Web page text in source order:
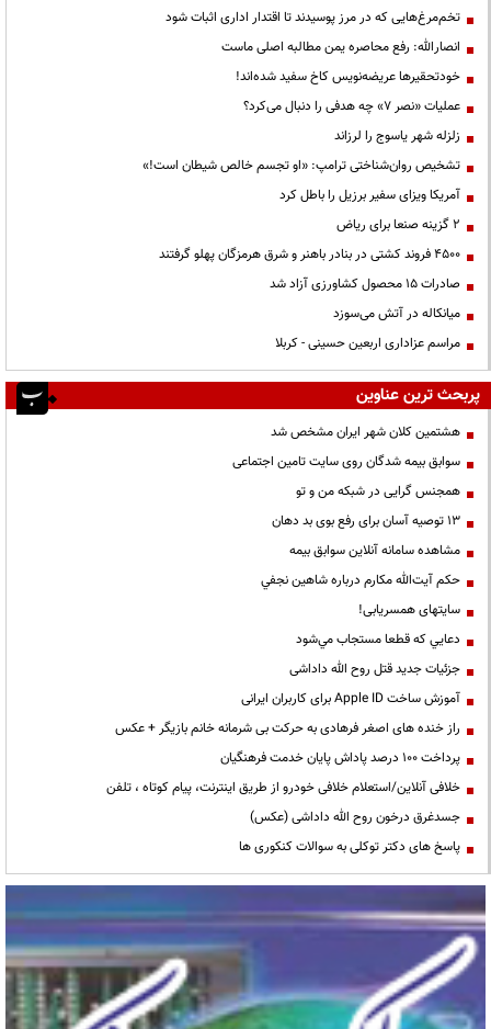
تخم‌مرغ‌هایی که در مرز پوسیدند تا اقتدار اداری اثبات شود
انصارالله: رفع محاصره یمن مطالبه اصلی ماست
خودتحقیرها عریضه‌نویس کاخ سفید شده‌اند!
عملیات «نصر ۷» چه هدفی را دنبال می‌کرد؟
زلزله شهر یاسوج را لرزاند
تشخیص روان‌شناختی ترامپ: «او تجسم خالص شیطان است!»
آمریکا ویزای سفیر برزیل را باطل کرد
۲ گزینه صنعا برای ریاض
۴۵۰۰ فروند کشتی در بنادر باهنر و شرق هرمزگان پهلو گرفتند
صادرات ۱۵ محصول کشاورزی آزاد شد
میانکاله در آتش می‌سوزد
مراسم عزاداری اربعین حسینی - کربلا
پربحث ترین عناوین
هشتمین کلان شهر ایران مشخص شد
سوابق بیمه شدگان روی سایت تامین اجتماعی
همجنس گرایی در شبکه من و تو
13 توصیه آسان برای رفع بوی بد دهان
مشاهده سامانه آنلاين سوابق بیمه
حكم آيت‌الله مكارم درباره شاهين نجفي
سایتهای همسریابی!
دعايي كه قطعا مستجاب مي‌شود
جزئیات جدید قتل روح الله داداشی
آموزش ساخت Apple ID برای کاربران ایرانی
راز خنده های اصغر فرهادی به حرکت بی شرمانه خانم بازیگر + عکس
پرداخت ۱۰۰ درصد پاداش پایان خدمت فرهنگیان
خلافی آنلاین/استعلام خلافی خودرو از طریق اینترنت، پیام کوتاه ، تلفن
جسدغرق درخون روح الله داداشی (عکس)
پاسخ های دکتر توکلی به سوالات کنکوری ها